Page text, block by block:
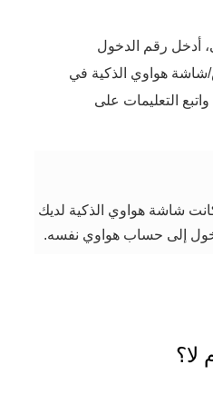
أدخل رقم الدخول
هواوي الذكية في
التعليمات على
شاشة هواوي الذكية لديك
إلى حساب هواوي نفسه.
لا؟